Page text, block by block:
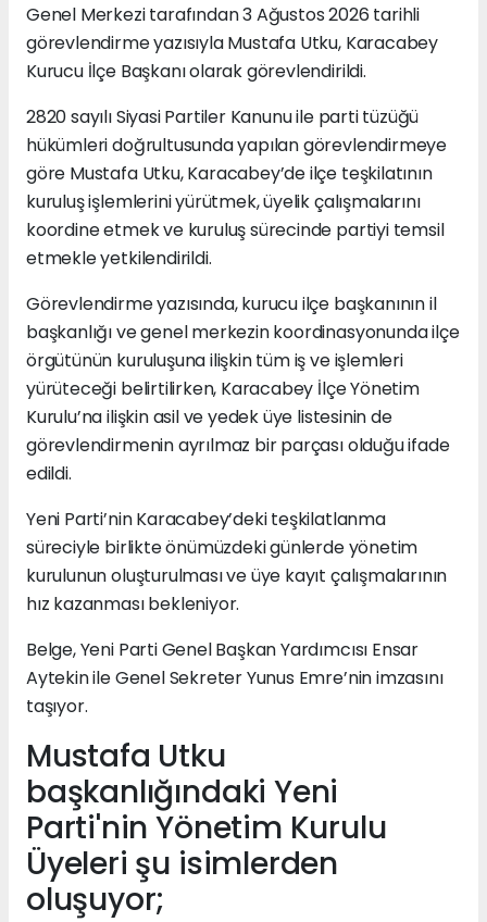
Genel Merkezi tarafından 3 Ağustos 2026 tarihli
görevlendirme yazısıyla Mustafa Utku, Karacabey
Kurucu İlçe Başkanı olarak görevlendirildi.
2820 sayılı Siyasi Partiler Kanunu ile parti tüzüğü
hükümleri doğrultusunda yapılan görevlendirmeye
göre Mustafa Utku, Karacabey’de ilçe teşkilatının
kuruluş işlemlerini yürütmek, üyelik çalışmalarını
koordine etmek ve kuruluş sürecinde partiyi temsil
etmekle yetkilendirildi.
Görevlendirme yazısında, kurucu ilçe başkanının il
başkanlığı ve genel merkezin koordinasyonunda ilçe
örgütünün kuruluşuna ilişkin tüm iş ve işlemleri
yürüteceği belirtilirken, Karacabey İlçe Yönetim
Kurulu’na ilişkin asil ve yedek üye listesinin de
görevlendirmenin ayrılmaz bir parçası olduğu ifade
edildi.
Yeni Parti’nin Karacabey’deki teşkilatlanma
süreciyle birlikte önümüzdeki günlerde yönetim
kurulunun oluşturulması ve üye kayıt çalışmalarının
hız kazanması bekleniyor.
Belge, Yeni Parti Genel Başkan Yardımcısı Ensar
Aytekin ile Genel Sekreter Yunus Emre’nin imzasını
taşıyor.
Mustafa Utku
başkanlığındaki Yeni
Parti'nin Yönetim Kurulu
Üyeleri şu isimlerden
oluşuyor;